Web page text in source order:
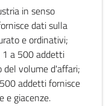
in senso
dati sulla
e ordinativi;
1 a 500 addetti
volume d'affari;
addetti fornisce
e giacenze.